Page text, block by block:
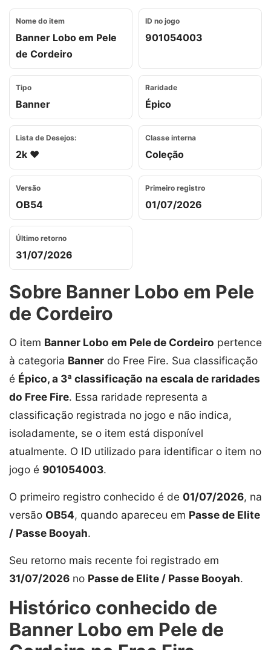
Nome do item
Banner Lobo em Pele
de Cordeiro
ID no jogo
901054003
Tipo
Banner
Raridade
Épico
Lista de Desejos:
2k ❤️
Classe interna
Coleção
Versão
OB54
Primeiro registro
01/07/2026
Último retorno
31/07/2026
Sobre Banner Lobo em Pele
de Cordeiro
O item Banner Lobo em Pele de Cordeiro pertence
à categoria Banner do Free Fire. Sua classificação
é Épico, a 3ª classificação na escala de raridades
do Free Fire. Essa raridade representa a
classificação registrada no jogo e não indica,
isoladamente, se o item está disponível
atualmente. O ID utilizado para identificar o item no
jogo é 901054003.
O primeiro registro conhecido é de 01/07/2026, na
versão OB54, quando apareceu em Passe de Elite
/ Passe Booyah.
Seu retorno mais recente foi registrado em
31/07/2026 no Passe de Elite / Passe Booyah.
Histórico conhecido de
Banner Lobo em Pele de